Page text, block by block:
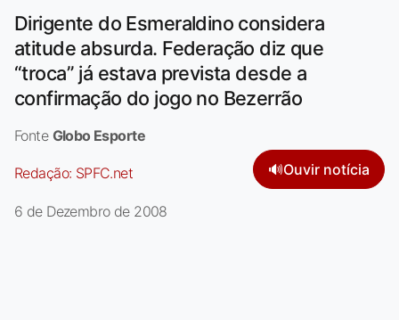
Dirigente do Esmeraldino considera
atitude absurda. Federação diz que
“troca” já estava prevista desde a
confirmação do jogo no Bezerrão
Fonte Globo Esporte
Redação: SPFC.net 🔊Ouvir notícia
6 de Dezembro de 2008